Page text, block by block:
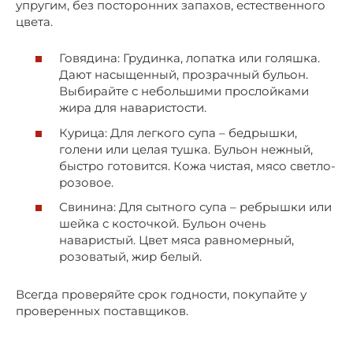
упругим, без посторонних запахов, естественного
цвета.
Говядина: Грудинка, лопатка или голяшка.
Дают насыщенный, прозрачный бульон.
Выбирайте с небольшими прослойками
жира для наваристости.
Курица: Для легкого супа – бедрышки,
голени или целая тушка. Бульон нежный,
быстро готовится. Кожа чистая, мясо светло-
розовое.
Свинина: Для сытного супа – ребрышки или
шейка с косточкой. Бульон очень
наваристый. Цвет мяса равномерный,
розоватый, жир белый.
Всегда проверяйте срок годности, покупайте у
проверенных поставщиков.